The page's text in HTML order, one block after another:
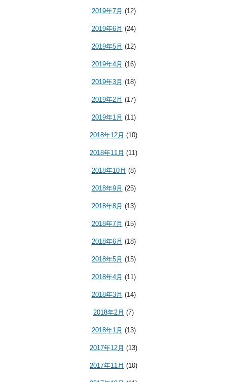
2019年7月 (12)
2019年6月 (24)
2019年5月 (12)
2019年4月 (16)
2019年3月 (18)
2019年2月 (17)
2019年1月 (11)
2018年12月 (10)
2018年11月 (11)
2018年10月 (8)
2018年9月 (25)
2018年8月 (13)
2018年7月 (15)
2018年6月 (18)
2018年5月 (15)
2018年4月 (11)
2018年3月 (14)
2018年2月 (7)
2018年1月 (13)
2017年12月 (13)
2017年11月 (10)